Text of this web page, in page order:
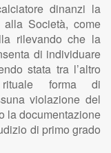
dinanzi la
Società, come
rilevando che la
di individuare
stata tra l’altro
forma di
violazione del
la documentazione
di primo grado